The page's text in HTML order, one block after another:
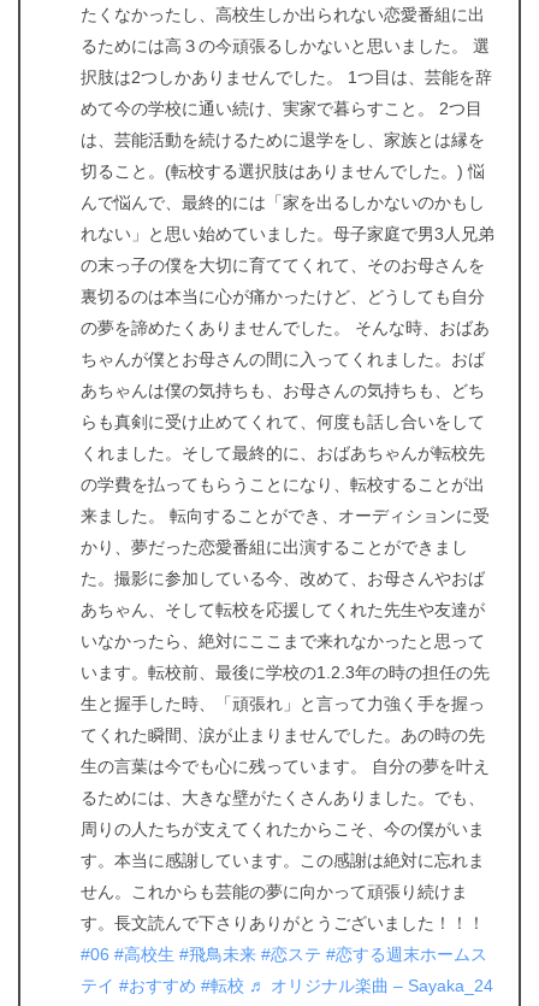
たくなかったし、高校生しか出られない恋愛番組に出
るためには高３の今頑張るしかないと思いました。 選
択肢は2つしかありませんでした。 1つ目は、芸能を辞
めて今の学校に通い続け、実家で暮らすこと。 2つ目
は、芸能活動を続けるために退学をし、家族とは縁を
切ること。(転校する選択肢はありませんでした。) 悩
んで悩んで、最終的には「家を出るしかないのかもし
れない」と思い始めていました。母子家庭で男3人兄弟
の末っ子の僕を大切に育ててくれて、そのお母さんを
裏切るのは本当に心が痛かったけど、どうしても自分
の夢を諦めたくありませんでした。 そんな時、おばあ
ちゃんが僕とお母さんの間に入ってくれました。おば
あちゃんは僕の気持ちも、お母さんの気持ちも、どち
らも真剣に受け止めてくれて、何度も話し合いをして
くれました。そして最終的に、おばあちゃんが転校先
の学費を払ってもらうことになり、転校することが出
来ました。 転向することができ、オーディションに受
かり、夢だった恋愛番組に出演することができまし
た。撮影に参加している今、改めて、お母さんやおば
あちゃん、そして転校を応援してくれた先生や友達が
いなかったら、絶対にここまで来れなかったと思って
います。転校前、最後に学校の1.2.3年の時の担任の先
生と握手した時、「頑張れ」と言って力強く手を握っ
てくれた瞬間、涙が止まりませんでした。あの時の先
生の言葉は今でも心に残っています。 自分の夢を叶え
るためには、大きな壁がたくさんありました。でも、
周りの人たちが支えてくれたからこそ、今の僕がいま
す。本当に感謝しています。この感謝は絶対に忘れま
せん。これからも芸能の夢に向かって頑張り続けま
す。長文読んで下さりありがとうございました！！！
#06 #高校生 #飛鳥未来 #恋ステ #恋する週末ホームス
テイ #おすすめ #転校 ♬ オリジナル楽曲 – Sayaka_24